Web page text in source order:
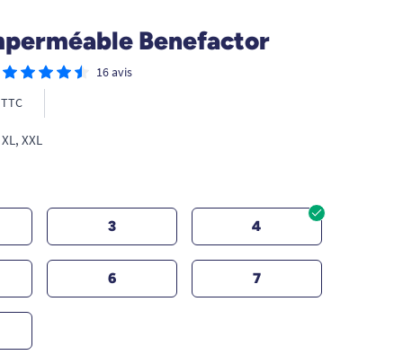
Benefactor
16 avis
TTC
XXL
3 4
6 7